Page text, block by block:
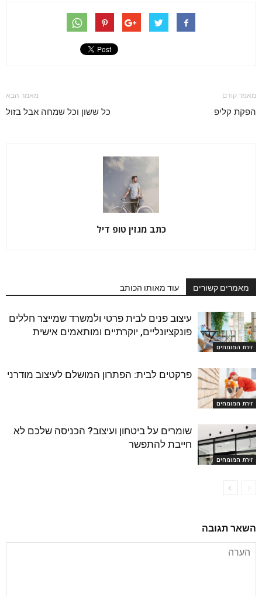
מאמר קודם
הפקת קליפ
מאמר הבא
כל ששון וכל שמחה אבל בזול
כתב מגזין טופ דיל
מאמרים קשורים עוד מאותו הכותב
זירת המומחים
עיצוב פנים לבית פרטי ולמשרד שמייצר חללים
פונקציונליים, יוקרתיים ומותאמים אישית
זירת המומחים
פרקטים לבית: הפתרון המושלם לעיצוב מודרני
זירת המומחים
שומרים על ביטחון ועיצוב? הכניסה שלכם לא
חייבת להתפשר
השאר תגובה